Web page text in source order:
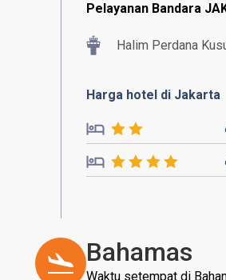
Pelayanan Bandara
Halim Perdana
Harga hotel di Jakarta
Bahamas
Waktu setempat di